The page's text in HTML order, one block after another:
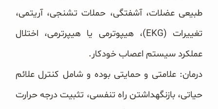
طبیعی عضلات، آشفتگی، حملات تشنجی، آریتمی،
تغییرات (‏EKG‏)، هیپوترمی یا هیپرترمی، ‏اختلال
عملکرد سیستم اعصاب خودکار.
درمان: علامتی و حمایتی بوده و شامل کنترل علائم
حیاتی، بازنگهداشتن راه تنفسی، تثبیت درجه حرارت